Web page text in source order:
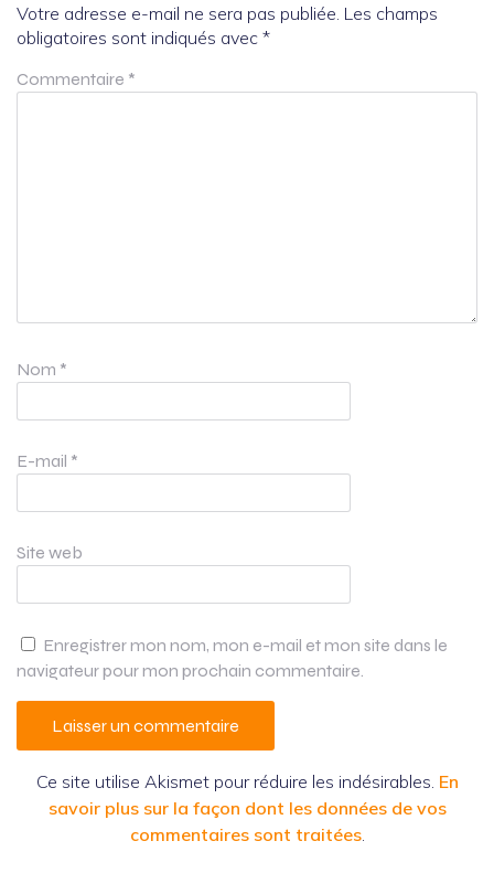
Votre adresse e-mail ne sera pas publiée. Les champs
obligatoires sont indiqués avec *
Commentaire *
Nom *
E-mail *
Site web
Enregistrer mon nom, mon e-mail et mon site dans le
navigateur pour mon prochain commentaire.
Ce site utilise Akismet pour réduire les indésirables. En
savoir plus sur la façon dont les données de vos
commentaires sont traitées.